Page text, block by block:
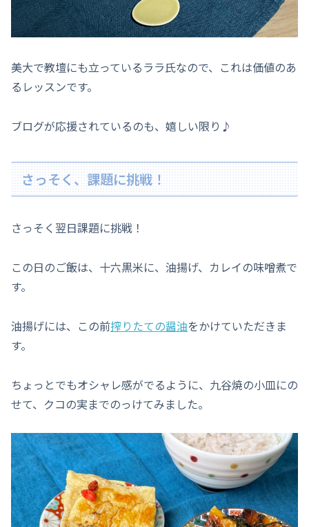
美大で教壇にも立っているララ氏なので、これは価値のあ
るレッスンです。
ブログが応援されているのも、嬉しい限り♪
さっそく、課題に挑戦！
さっそく翌日課題に挑戦！
この日のご飯は、十六黒米に、油揚げ、カレイの味噌煮で
す。
油揚げには、この前搾りたての醤油をかけていただきま
す。
ちょっとでもオシャレ感がでるように、九谷焼の小皿にの
せて、クコの実までのっけてみました。